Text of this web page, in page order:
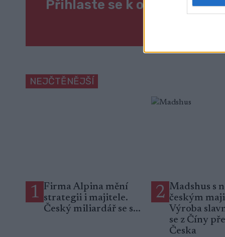
Přihlaste se k odběru
NEJČTĚNĚJŠÍ
1 Firma Alpina mění
strategii i majitele.
Český miliardář se s...
2 Madshus s
českým
Výroba
se z Číny
Česka